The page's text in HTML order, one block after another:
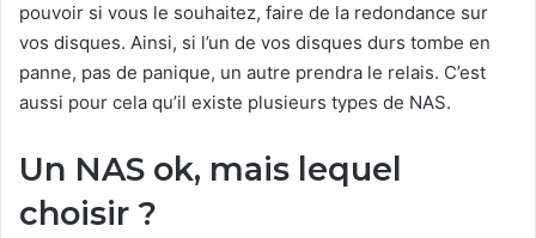
pouvoir si vous le souhaitez, faire de la redondance sur
vos disques. Ainsi, si l’un de vos disques durs tombe en
panne, pas de panique, un autre prendra le relais. C’est
aussi pour cela qu’il existe plusieurs types de NAS.
Un NAS ok, mais lequel
choisir ?